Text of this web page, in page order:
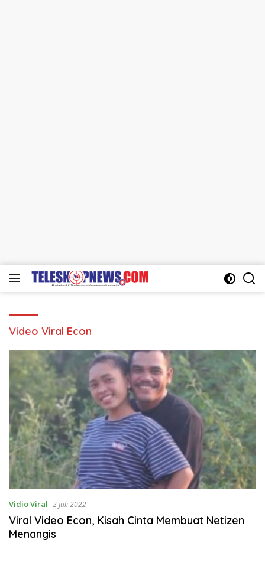
Langsung
Video Viral Econ
Vidio Viral 2 Juli 2022
Viral Video Econ, Kisah Cinta Membuat Netizen
Menangis